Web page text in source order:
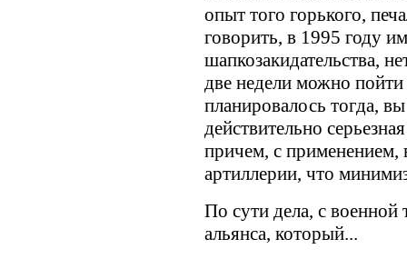
опыт того горького,
говорить, в 1995 году
шапкозакидательства,
две недели можно пойти
планировалось тогда,
действительно
причем, с применением,
артиллерии, что
По сути дела, с
альянса, который...